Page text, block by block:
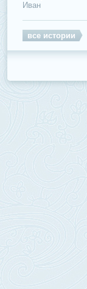
Иван
все истории